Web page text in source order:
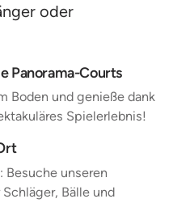
oder
Panorama-Courts
Boden und genieße dank
Spielerlebnis!
Besuche unseren
Bälle und